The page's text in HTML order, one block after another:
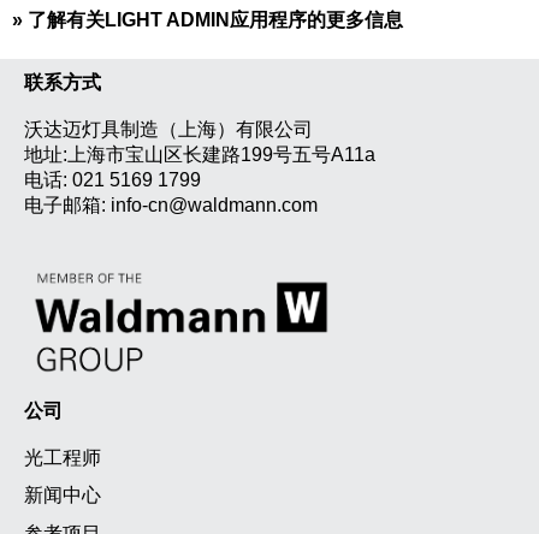
» 了解有关LIGHT ADMIN应用程序的更多信息
联系方式
沃达迈灯具制造（上海）有限公司
地址:上海市宝山区长建路199号五号A11a
电话: 021 5169 1799
电子邮箱: info-cn@waldmann.com
公司
光工程师
新闻中心